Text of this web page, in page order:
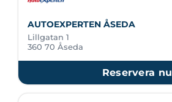
AUTOEXPERTEN ÅSEDA
Lillgatan 1
360 70 Åseda
Reservera nu